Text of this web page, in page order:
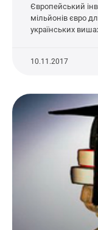
Європейський
мільйонів євро
українських
10.11.2017